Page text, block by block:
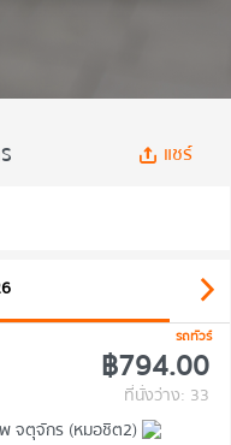
แชร์
รถทัวร์
฿794.00
ที่นั่งว่าง: 33
จตุจักร (หมอชิต2)